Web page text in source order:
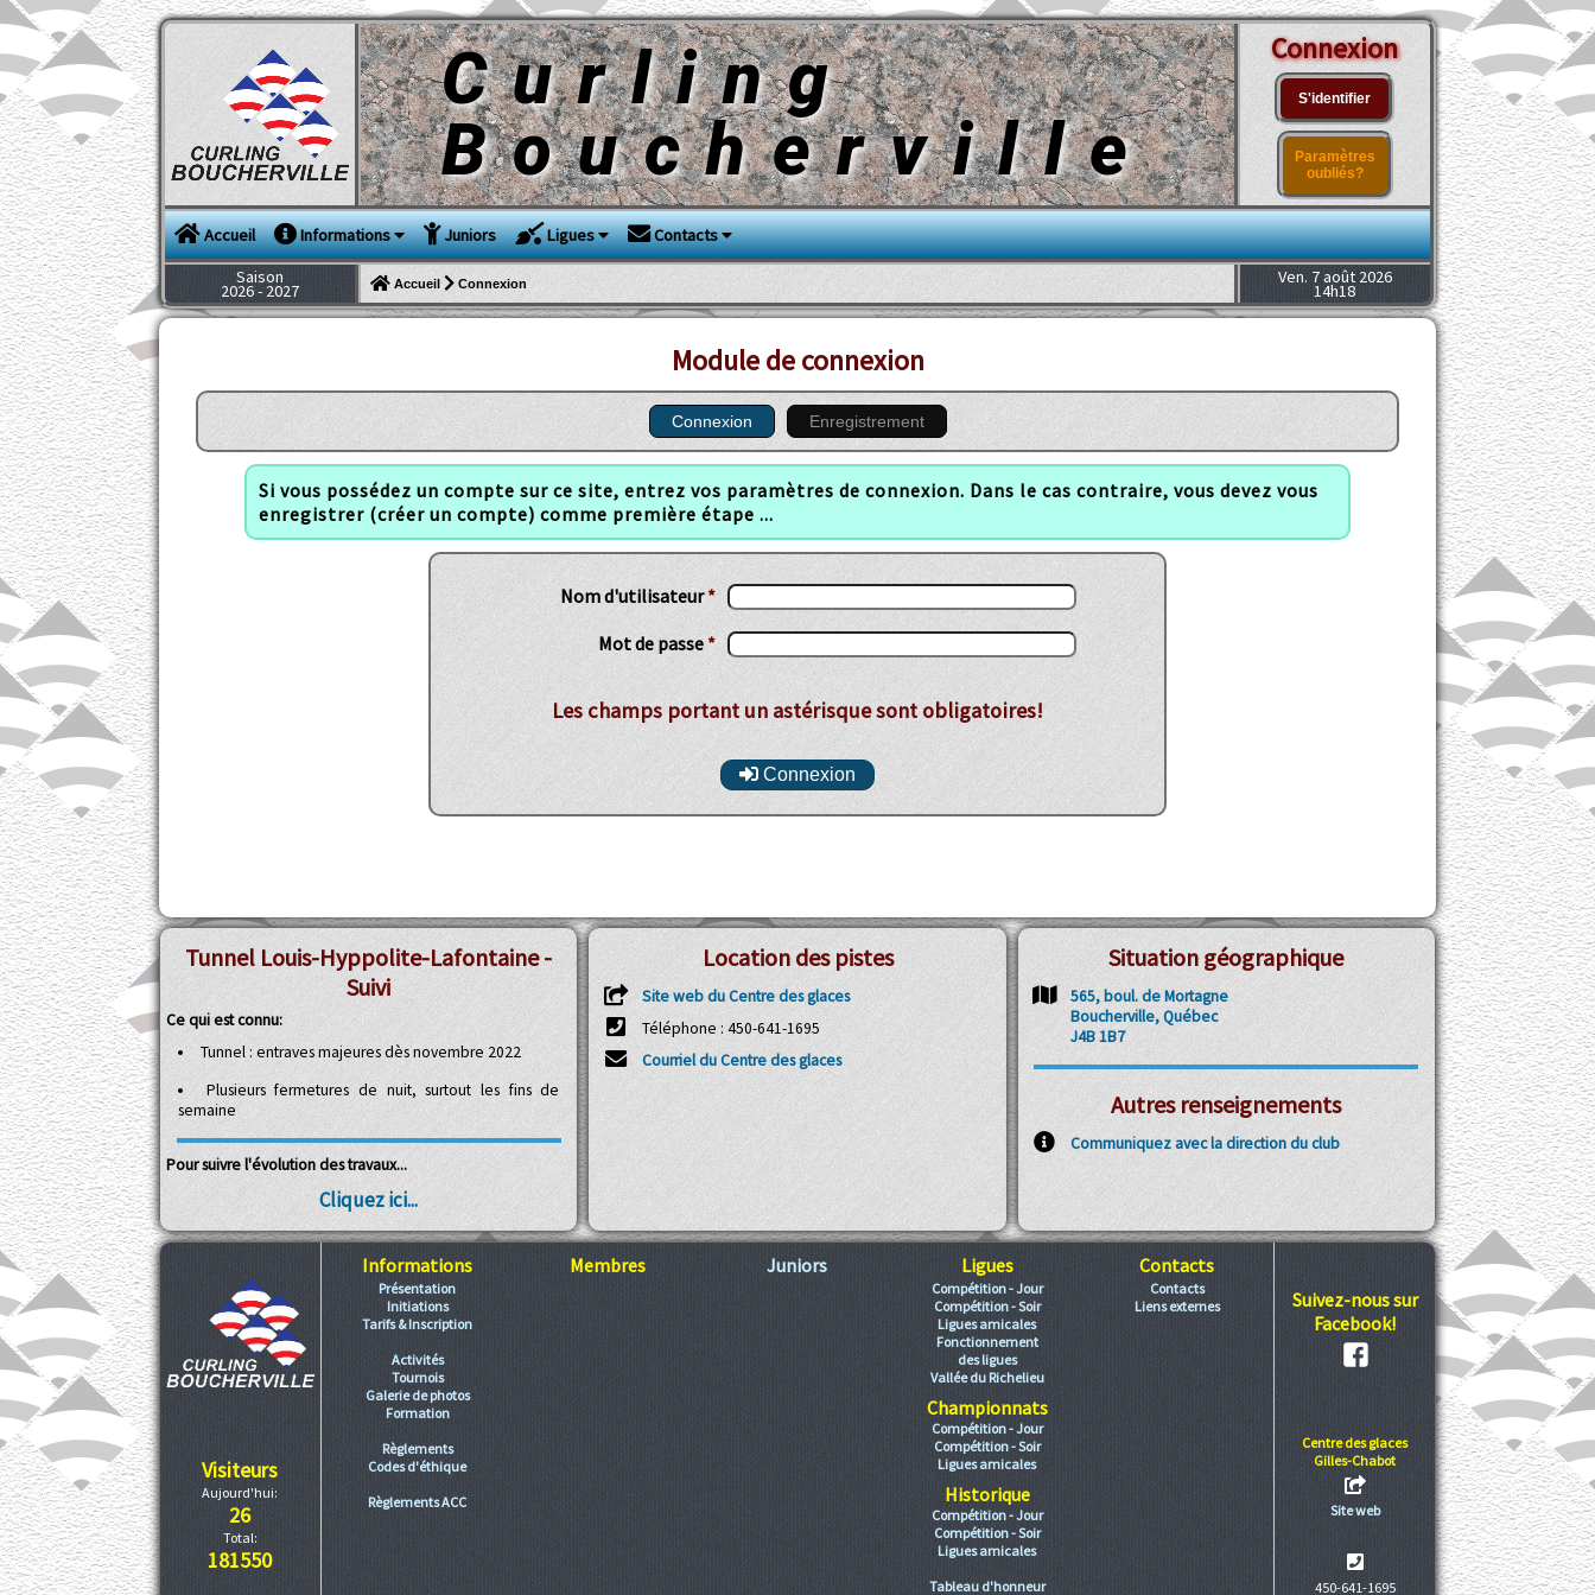
Curling
Boucherville
Accueil Informations Juniors Ligues Contacts
Connexion
S'identifier
Paramètres
oubliés?
Saison
2026 - 2027 Accueil Connexion Ven. 7 août 2026
14h18
Module de connexion
Connexion Enregistrement
Si vous possédez un compte sur ce site, entrez vos paramètres de connexion. Dans le cas contraire, vous devez vous
enregistrer (créer un compte) comme première étape ...
Nom d'utilisateur*
Mot de passe *
Les champs portant un astérisque sont obligatoires!
Connexion
Tunnel Louis-Hyppolite-Lafontaine -
Suivi
Ce qui est connu:
Tunnel : entraves majeures dès novembre 2022
Plusieurs fermetures de nuit, surtout les fins de
semaine
Pour suivre l'évolution des travaux...
Cliquez ici...
Location des pistes
Site web du Centre des glaces
Téléphone : 450-641-1695
Courriel du Centre des glaces
Situation géographique
565, boul. de Mortagne
Boucherville, Québec
J4B 1B7
Autres renseignements
Communiquez avec la direction du club
Visiteurs
Aujourd'hui:
26
Total:
181550
Informations Membres Juniors Ligues Contacts
Présentation
Initiations
Tarifs & Inscription
Activités
Tournois
Galerie de photos
Formation
Règlements
Codes d'éthique
Règlements ACC
Compétition - Jour
Compétition - Soir
Ligues amicales
Fonctionnement
des ligues
Vallée du Richelieu
Championnats
Compétition - Jour
Compétition - Soir
Ligues amicales
Historique
Compétition - Jour
Compétition - Soir
Ligues amicales
Tableau d'honneur
Contacts
Liens externes
Suivez-nous sur
Facebook!
Centre des glaces
Gilles-Chabot
Site web
450-641-1695